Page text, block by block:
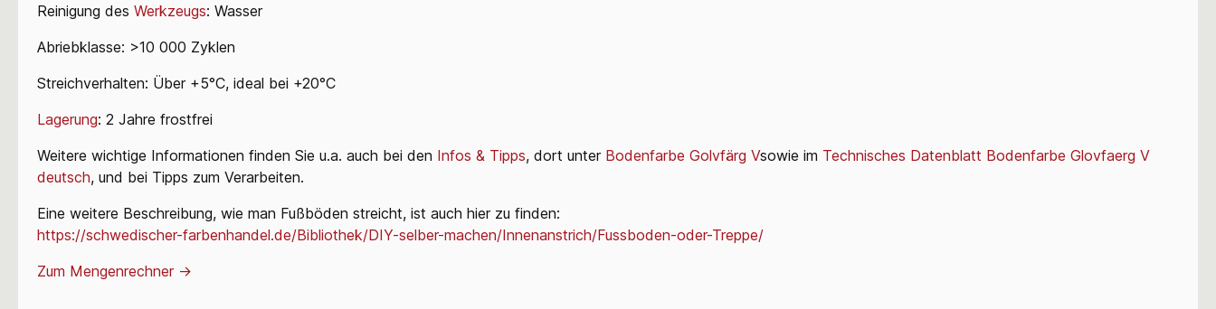
Reinigung des Werkzeugs: Wasser
Abriebklasse: >10 000 Zyklen
Streichverhalten: Über +5°C, ideal bei +20°C
Lagerung: 2 Jahre frostfrei
Weitere wichtige Informationen finden Sie u.a. auch bei den Infos & Tipps, dort unter Bodenfarbe Golvfärg Vsowie im Technisches Datenblatt Bodenfarbe Glovfaerg V
deutsch, und bei Tipps zum Verarbeiten.
Eine weitere Beschreibung, wie man Fußböden streicht, ist auch hier zu finden:
https://schwedischer-farbenhandel.de/Bibliothek/DIY-selber-machen/Innenanstrich/Fussboden-oder-Treppe/
Zum Mengenrechner ->